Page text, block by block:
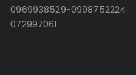
0969938529-0998752224
072997061